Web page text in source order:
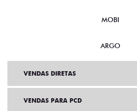
MOBI
ARGO
VENDAS DIRETAS
VENDAS PARA PCD